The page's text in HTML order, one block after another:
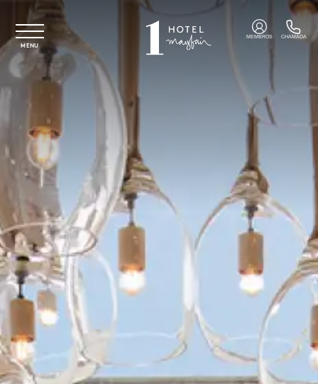
Saltar para o conteúdo principal
MENU
MEMBROS CHAMADA